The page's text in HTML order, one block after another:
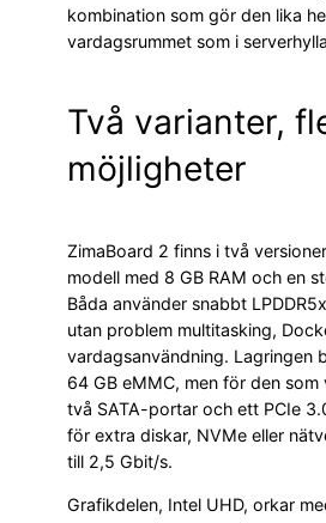
kombination som gör den lika
vardagsrummet som i
Två varianter,
möjligheter
ZimaBoard 2 finns i två
modell med 8 GB RAM och en
Båda använder snabbt
utan problem multitasking,
vardagsanvändning. Lagringen
64 GB eMMC, men för den
två SATA-portar och ett PCIe
för extra diskar, NVMe eller
till 2,5 Gbit/s.
Grafikdelen, Intel UHD, orkar